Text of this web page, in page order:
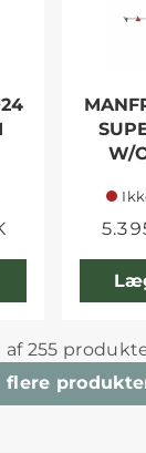
W/
af 255
flere